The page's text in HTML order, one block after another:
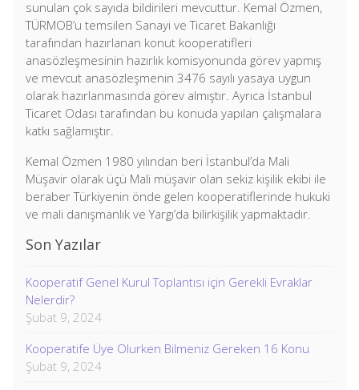
sunulan çok sayıda bildirileri mevcuttur. Kemal Özmen,
TÜRMOB’u temsilen Sanayi ve Ticaret Bakanlığı
tarafından hazırlanan konut kooperatifleri
anasözleşmesinin hazırlık komisyonunda görev yapmış
ve mevcut anasözleşmenin 3476 sayılı yasaya uygun
olarak hazırlanmasında görev almıştır. Ayrıca İstanbul
Ticaret Odası tarafından bu konuda yapılan çalışmalara
katkı sağlamıştır.
Kemal Özmen 1980 yılından beri İstanbul’da Mali
Müşavir olarak üçü Mali müşavir olan sekiz kişilik ekibi ile
beraber Türkiyenin önde gelen kooperatiflerinde hukuki
ve mali danışmanlık ve Yargı’da bilirkişilik yapmaktadır.
Son Yazılar
Kooperatif Genel Kurul Toplantısı için Gerekli Evraklar
Nelerdir?
Şubat 9, 2024
Kooperatife Üye Olurken Bilmeniz Gereken 16 Konu
Şubat 9, 2024